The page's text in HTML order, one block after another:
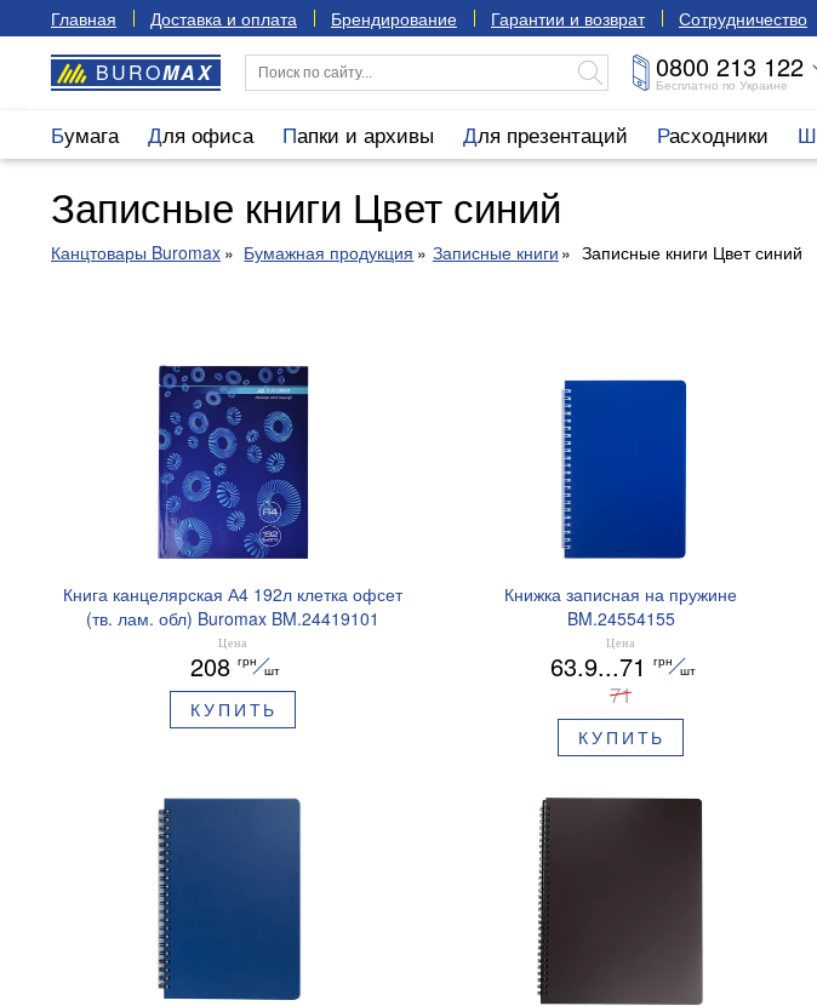
Главная Доставка и оплата Брендирование Гарантии и возврат Сотрудничество
BUROMAX 0800 213 122
Бесплатно по Украине
Бумага Для офиса Папки и архивы Для презентаций Расходники
Записные книги Цвет синий
Канцтовары Buromax Бумажная продукция Записные книги Записные книги Цвет синий
Книга канцелярская А4 192л клетка офсет
(тв. лам. обл) Buromax BM.24419101
Цена
208 грн
шт
КУПИТЬ
Книжка записная на пружине
BM.24554155
Цена
63.9...71 грн
шт
71
КУПИТЬ